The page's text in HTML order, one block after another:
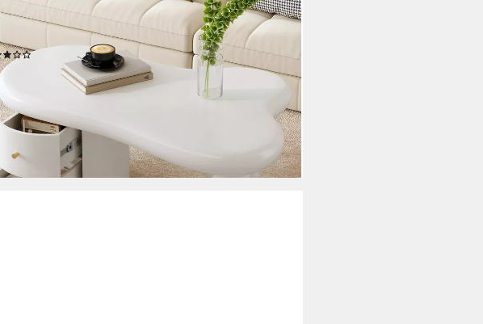
Beistelltisch mit 2 Schubladen und
(3)
€ 339,99 €
- in 5-6 Werktagen bei dir